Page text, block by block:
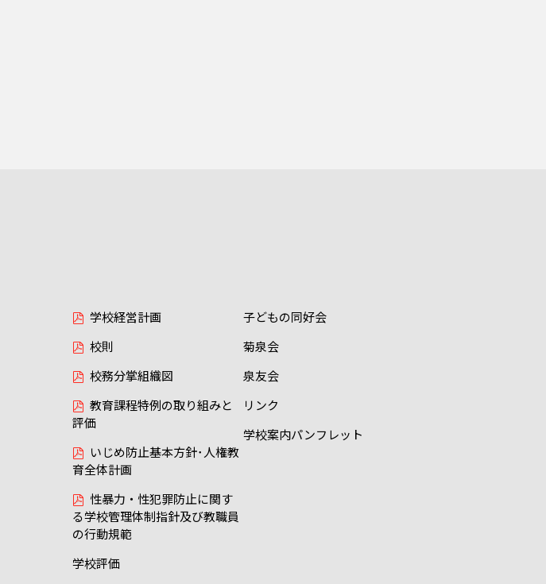
学校経営計画
校則
校務分掌組織図
教育課程特例の取り組みと
評価
いじめ防止基本方針･人権教
育全体計画
性暴力・性犯罪防止に関す
る学校管理体制指針及び教職員
の行動規範
学校評価
子どもの同好会
菊泉会
泉友会
リンク
学校案内パンフレット